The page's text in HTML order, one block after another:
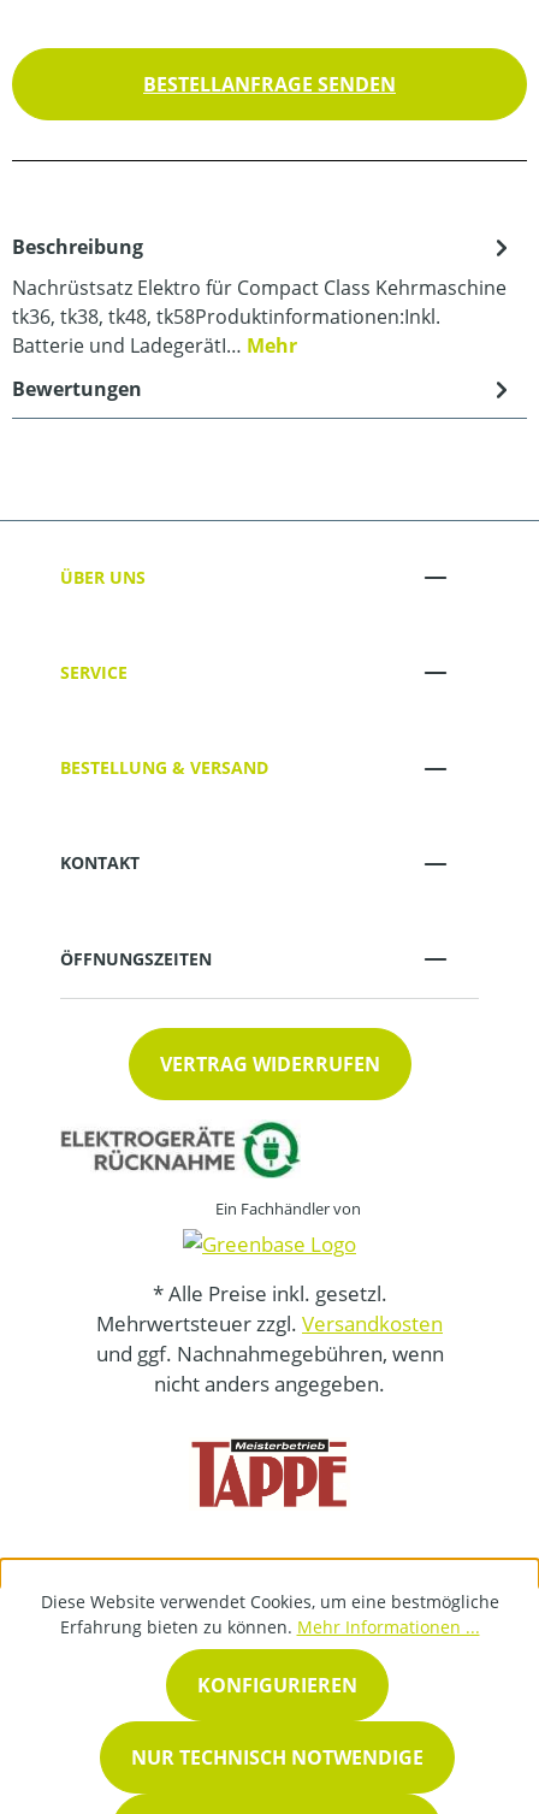
BESTELLANFRAGE SENDEN
Beschreibung
Nachrüstsatz Elektro für Compact Class Kehrmaschine
tk36, tk38, tk48, tk58Produktinformationen:Inkl.
Batterie und LadegerätI… Mehr
Bewertungen
ÜBER UNS
SERVICE
BESTELLUNG & VERSAND
KONTAKT
ÖFFNUNGSZEITEN
VERTRAG WIDERRUFEN
Ein Fachhändler von
* Alle Preise inkl. gesetzl.
Mehrwertsteuer zzgl. Versandkosten
und ggf. Nachnahmegebühren, wenn
nicht anders angegeben.
Diese Website verwendet Cookies, um eine bestmögliche
Erfahrung bieten zu können. Mehr Informationen ...
NUR TECHNISCH NOTWENDIGE
KONFIGURIEREN